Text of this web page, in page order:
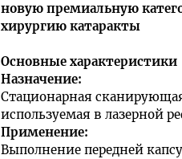
новую премиальную
хирургию катаракты
Основные характеристики
Назначение:
Стационарная
используемая в лазерной
Применение:
Выполнение передней